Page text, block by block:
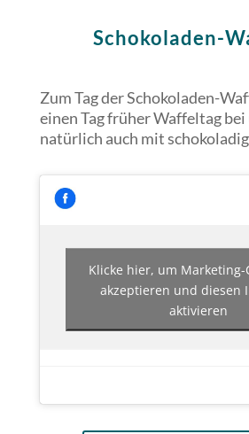
Schokoladen-
Zum Tag der Schokoladen-
einen Tag früher Waffeltag bei
natürlich auch mit
Klicke hier, um Marketing-
akzeptieren und diesen
aktivieren